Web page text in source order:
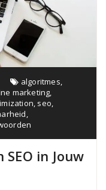
algoritmes,
marketing,
, seo,
,
in Jouw